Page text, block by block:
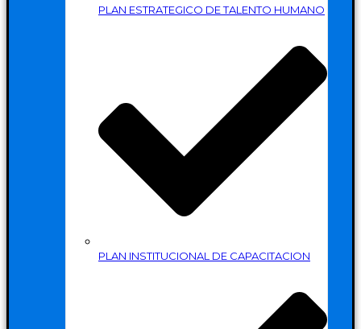
PLAN ESTRATEGICO DE TALENTO HUMANO
PLAN INSTITUCIONAL DE CAPACITACION